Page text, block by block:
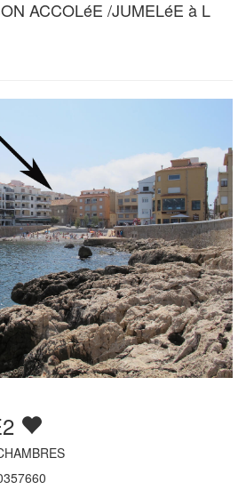
ACCOLéE /JUMELéE à L